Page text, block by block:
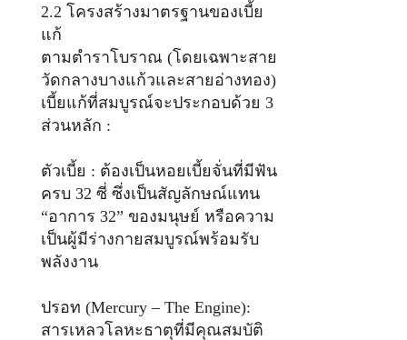
2.2 โครงสร้างมาตรฐานของเบี้ย
แก้
ตามตำราโบราณ (โดยเฉพาะสาย
วัดกลางบางแก้วและสายอ่างทอง)
เบี้ยแก้ที่สมบูรณ์จะประกอบด้วย 3
ส่วนหลัก :
ตัวเบี้ย : ต้องเป็นหอยเบี้ยจั่นที่มีฟัน
ครบ 32 ซี่ ซึ่งเป็นสัญลักษณ์แทน
“อาการ 32” ของมนุษย์ หรือความ
เป็นผู้มีร่างกายสมบูรณ์พร้อมรับ
พลังงาน
ปรอท (Mercury – The Engine):
สารเหลวโลหะธาตุที่มีคุณสมบัติ